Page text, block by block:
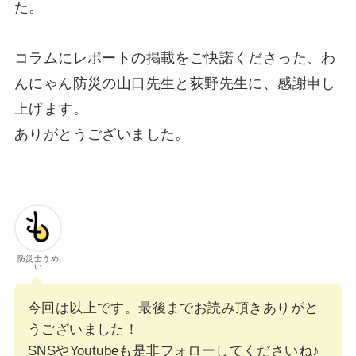
た。
コラムにレポートの掲載をご快諾くださった、わ
んにゃん防災の山口先生と荻野先生に、感謝申し
上げます。
ありがとうございました。
防災士うめ
い
今回は以上です。最後までお読み頂きありがと
うございました！
SNSやYoutubeも是非フォローしてくださいね♪